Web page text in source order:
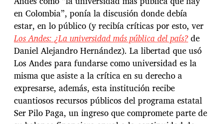
en Colombia”, ponía la discusión donde debía
estar, en lo público (y recibía críticas por esto, ver
Los Andes: ¿La universidad más pública del país?de
Daniel Alejandro Hernández). La libertad que usó
Los Andes para fundarse como universidad es la
misma que asiste a la crítica en su derecho a
expresarse, además, esta institución recibe
cuantiosos recursos públicos del programa estatal
Ser Pilo Paga, un ingreso que compromete parte de